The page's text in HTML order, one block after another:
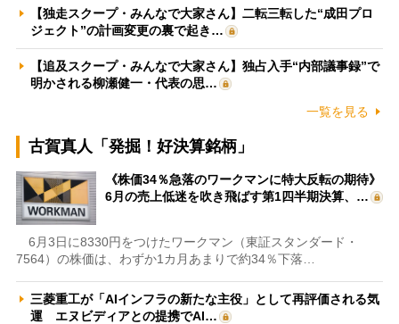
【独走スクープ・みんなで大家さん】二転三転した“成田プロ
ジェクト”の計画変更の裏で起き…
【追及スクープ・みんなで大家さん】独占入手“内部議事録”で
明かされる柳瀬健一・代表の思…
一覧を見る
古賀真人「発掘！好決算銘柄」
《株価34％急落のワークマンに特大反転の期待》
6月の売上低迷を吹き飛ばす第1四半期決算、…
6月3日に8330円をつけたワークマン（東証スタンダード・
7564）の株価は、わずか1カ月あまりで約34％下落…
三菱重工が「AIインフラの新たな主役」として再評価される気
運 エヌビディアとの提携でAI…